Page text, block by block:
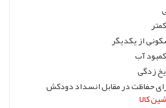
از یکدیگر
آب
زدگی
حفاظت در مقابل انسداد دودکش
کالا